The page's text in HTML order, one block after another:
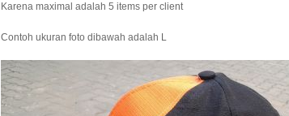
Karena maximal adalah 5 items per client
Contoh ukuran foto dibawah adalah L